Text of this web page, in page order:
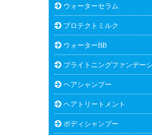
ウォーターセラム
プロテクトミルク
ウォーターBB
ブライトニングファンデー
ヘアシャンプー
ヘアトリートメント
ボディシャンプー